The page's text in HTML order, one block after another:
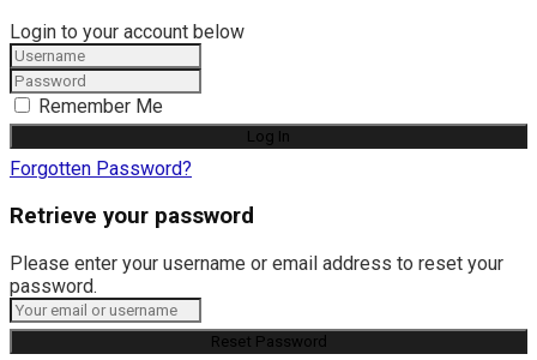
Login to your account below
Remember Me
Forgotten Password?
Retrieve your password
Please enter your username or email address to reset your
password.